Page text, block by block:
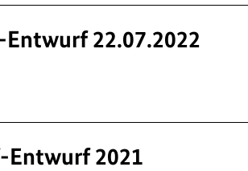
22.07.2022
-Entwurf 2021